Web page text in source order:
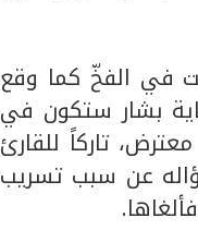
في الفخّ كما وقع
بشار ستكون في
تاركاً للقارئ
عن سبب تسريب